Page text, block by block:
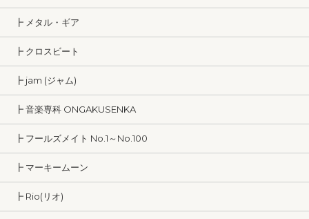
┣ メタル・ギア
┣ クロスビート
┣ jam (ジャム)
┣ 音楽専科 ONGAKUSENKA
┣ フールズメイト No.1～No.100
┣ マーキームーン
┣ Rio(リオ)